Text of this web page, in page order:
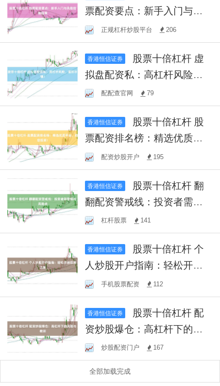
票配资要点：新手入门与风
险控制指南
正规杠杆炒股平台 206
香港恒信证券
拟盘配资私：高杠杆风险，
谨防诈骗！
配配查官网 79
香港恒信证券
票配资排名榜：精选优质平
台，助您投资！
配资炒股开户 195
香港恒信证券
翻配资警戒线：投资者需警
惕的风险点
杠杆股票 141
香港恒信证券
人炒股开户指南：轻松开启
投资之旅
手机股票配资 112
香港恒信证券
资炒股爆仓：高杠杆下的风
险与教训
炒股配资门户 167
全部加载完成